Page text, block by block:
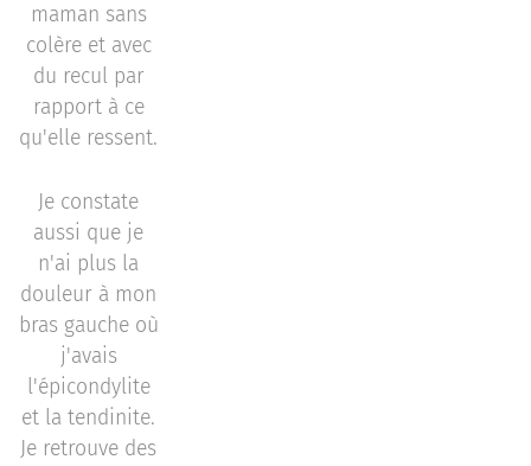
maman sans
colère et avec
du recul par
rapport à ce
qu'elle ressent.
Je constate
aussi que je
n'ai plus la
douleur à mon
bras gauche où
j'avais
l'épicondylite
et la tendinite.
Je retrouve des